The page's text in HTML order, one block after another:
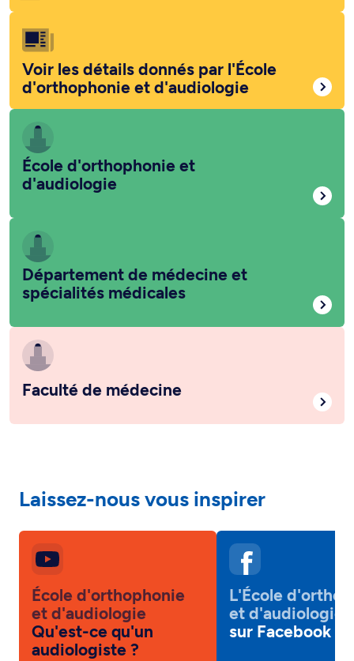
Voir les détails donnés par l'École
d'orthophonie et d'audiologie
École d'orthophonie et
d'audiologie
Département de médecine et
spécialités médicales
Faculté de médecine
Laissez-nous vous inspirer
École d'orthophonie
et d'audiologie
Qu'est-ce qu'un
audiologiste ?
L'École
et d'audiologie
sur Facebook